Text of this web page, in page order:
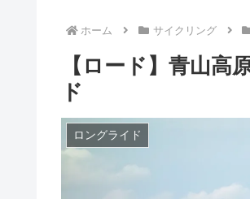
ホーム サイクリング
【ロード】青山高
ド
ロングライド